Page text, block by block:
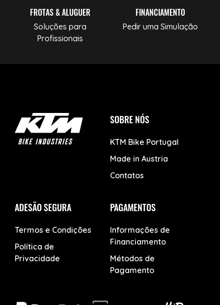
FROTAS & ALUGUER
Soluções para
Profissionais
FINANCIAMENTO
Pedir uma Simulação
SOBRE NÓS
KTM Bike Portugal
Made in Austria
Contatos
ADESÃO SEGURA
Termos e Condições
Política de
Privacidade
PAGAMENTOS
Informações de
Financiamento
Métodos de
Pagamento